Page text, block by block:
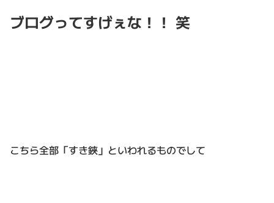
ブログってすげぇな！！ 笑
こちら全部「すき鋏」といわれるものでして